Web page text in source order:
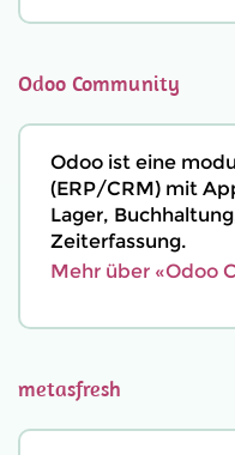
Odoo Community
Odoo ist eine
(ERP/CRM) mit
Lager,
Zeiterfassung.
Mehr über «Odoo
metasfresh